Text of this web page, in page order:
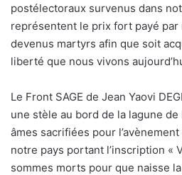
postélectoraux survenus dans
représentent le prix fort payé par
devenus martyrs afin que soit
liberté que nous vivons
Le Front SAGE de Jean Yaovi
une stèle au bord de la lagune
âmes sacrifiées pour
notre pays portant l’inscription «
sommes morts pour que naisse